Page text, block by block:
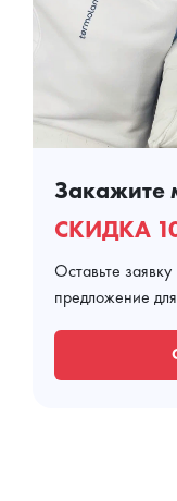
Закажите
СКИДКА
Оставьте
предложение